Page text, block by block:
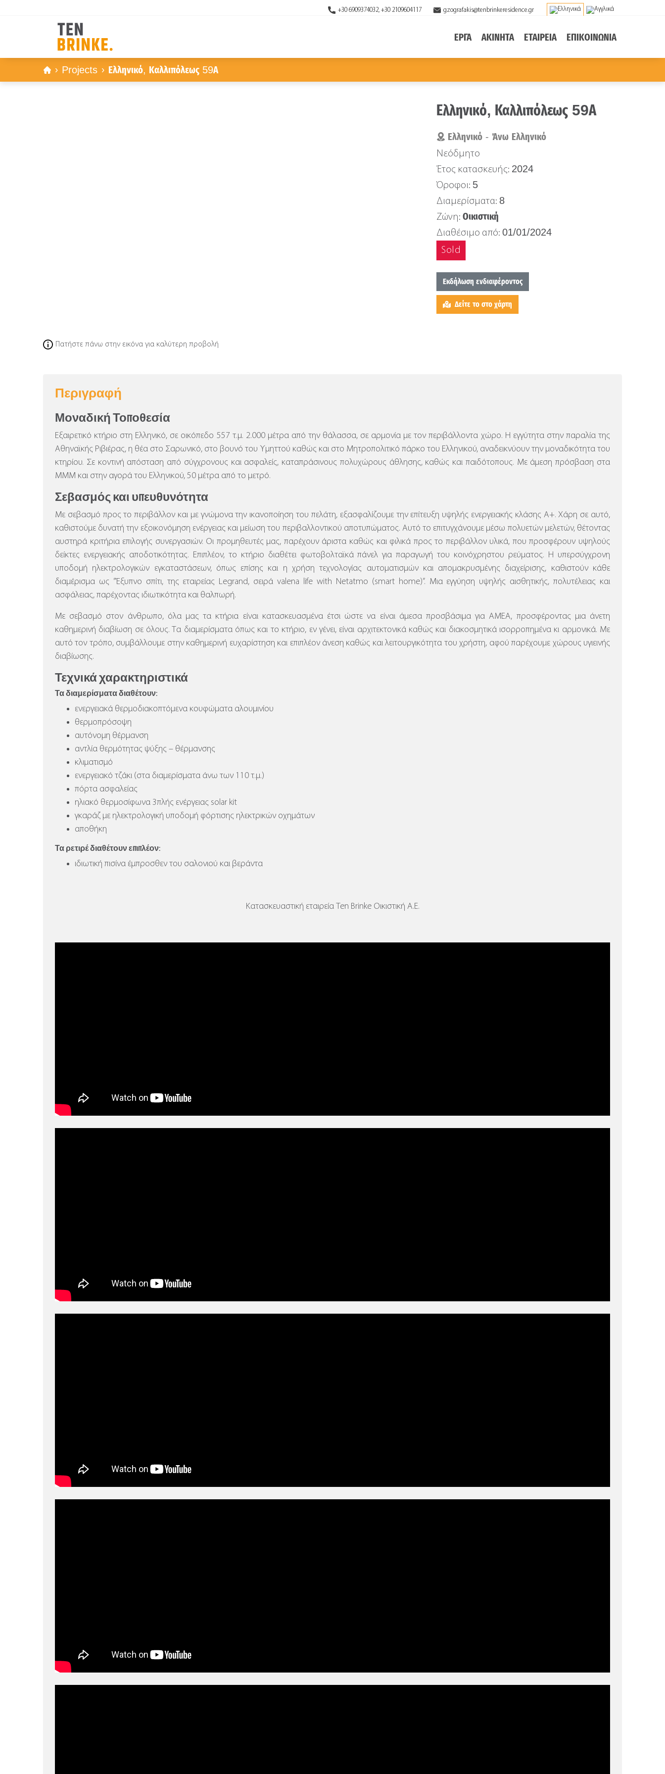
+30 6909374032, +30 2109604117 gzografakis@tenbrinkeresidence.gr
ΕΡΓΑ ΑΚΙΝΗΤΑ ΕΤΑΙΡΕΙΑ ΕΠΙΚΟΙΝΩΝΙΑ
Projects Ελληνικό, Καλλιπόλεως 59Α
Πατήστε πάνω στην εικόνα για καλύτερη προβολή
Ελληνικό, Καλλιπόλεως 59Α
Ελληνικό - Άνω Ελληνικό
Νεόδμητο
Έτος κατασκευής: 2024
Όροφοι: 5
Διαμερίσματα: 8
Ζώνη: Οικιστική
Διαθέσιμο από: 01/01/2024
Sold
Εκδήλωση ενδιαφέροντος
Δείτε το στο χάρτη
Περιγραφή
Μοναδική Τοποθεσία
Εξαιρετικό κτήριο στη Ελληνικό, σε οικόπεδο 557 τ.μ. 2.000 μέτρα από την θάλασσα, σε αρμονία με τον περιβάλλοντα χώρο. Η εγγύτητα στην παραλία της
Αθηναϊκής Ριβιέρας, η θέα στο Σαρωνικό, στο βουνό του Υμηττού καθώς και στο Μητροπολιτικό πάρκο του Ελληνικού, αναδεικνύουν την μοναδικότητα του
κτηρίου. Σε κοντινή απόσταση από σύγχρονους και ασφαλείς, καταπράσινους πολυχώρους άθλησης, καθώς και παιδότοπους. Με άμεση πρόσβαση στα
ΜΜΜ και στην αγορά του Ελληνικού, 50 μέτρα από το μετρό.
Σεβασμός και υπευθυνότητα
Με σεβασμό προς το περιβάλλον και με γνώμονα την ικανοποίηση του πελάτη, εξασφαλίζουμε την επίτευξη υψηλής ενεργειακής κλάσης Α+. Χάρη σε αυτό,
καθιστούμε δυνατή την εξοικονόμηση ενέργειας και μείωση του περιβαλλοντικού αποτυπώματος. Αυτό το επιτυγχάνουμε μέσω πολυετών μελετών, θέτοντας
αυστηρά κριτήρια επιλογής συνεργασιών. Οι προμηθευτές μας, παρέχουν άριστα καθώς και φιλικά προς το περιβάλλον υλικά, που προσφέρουν υψηλούς
δείκτες ενεργειακής αποδοτικότητας. Επιπλέον, το κτήριο διαθέτει φωτοβολταϊκά πάνελ για παραγωγή του κοινόχρηστου ρεύματος. Η υπερσύγχρονη
υποδομή ηλεκτρολογικών εγκαταστάσεων, όπως επίσης και η χρήση τεχνολογίας αυτοματισμών και απομακρυσμένης διαχείρισης, καθιστούν κάθε
διαμέρισμα ως ”Έξυπνο σπίτι, της εταιρείας Legrand, σειρά valena life with Netatmo (smart home)”. Μια εγγύηση υψηλής αισθητικής, πολυτέλειας και
ασφάλειας, παρέχοντας ιδιωτικότητα και θαλπωρή.
Με σεβασμό στον άνθρωπο, όλα μας τα κτήρια είναι κατασκευασμένα έτσι ώστε να είναι άμεσα προσβάσιμα για ΑΜΕΑ, προσφέροντας μια άνετη
καθημερινή διαβίωση σε όλους. Τα διαμερίσματα όπως και το κτήριο, εν γένει, είναι αρχιτεκτονικά καθώς και διακοσμητικά ισορροπημένα κι αρμονικά. Με
αυτό τον τρόπο, συμβάλλουμε στην καθημερινή ευχαρίστηση και επιπλέον άνεση καθώς και λειτουργικότητα του χρήστη, αφού παρέχουμε χώρους υγιεινής
διαβίωσης.
Τεχνικά χαρακτηριστικά
Τα διαμερίσματα διαθέτουν:
ενεργειακά θερμοδιακοπτόμενα κουφώματα αλουμινίου
θερμοπρόσοψη
αυτόνομη θέρμανση
αντλία θερμότητας ψύξης – θέρμανσης
κλιματισμό
ενεργειακό τζάκι (στα διαμερίσματα άνω των 110 τ.μ.)
πόρτα ασφαλείας
ηλιακό θερμοσίφωνα 3πλής ενέργειας solar kit
γκαράζ με ηλεκτρολογική υποδομή φόρτισης ηλεκτρικών οχημάτων
αποθήκη
Τα ρετιρέ διαθέτουν επιπλέον:
ιδιωτική πισίνα έμπροσθεν του σαλονιού και βεράντα
Κατασκευαστική εταιρεία Ten Brinke Οικιστική Α.Ε.